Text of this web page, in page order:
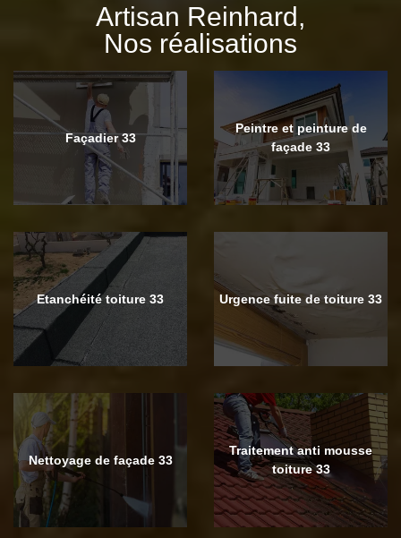
Artisan Reinhard,
Nos réalisations
Façadier 33
Peintre et peinture de
façade 33
Etanchéité toiture 33 Urgence fuite de toiture 33
Nettoyage de façade 33
Traitement anti mousse
toiture 33